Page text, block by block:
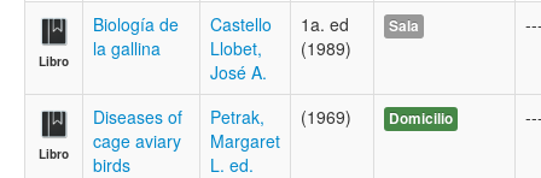
Contacto
Iniciar sesión
Libro
Biología de
la gallina
Castello
Llobet,
José A.
1a. ed
(1989)
Sala
Libro
Diseases of
cage aviary
birds
Petrak,
Margaret
L. ed.
(1969) Domicilio